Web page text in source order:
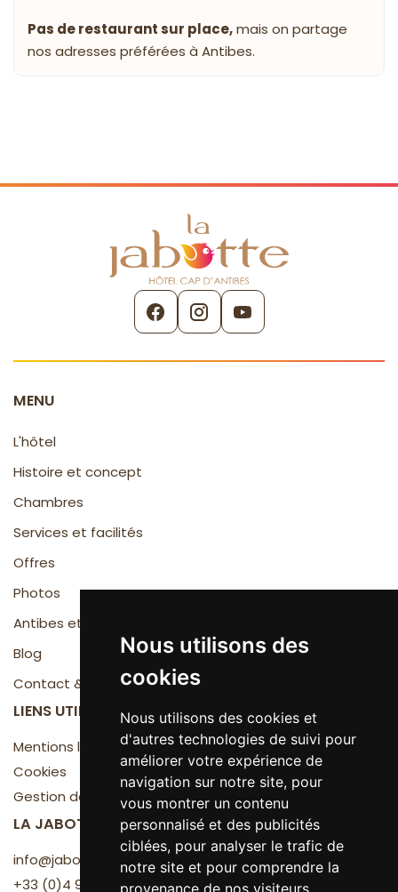
Nous utilisons des
cookies
Nous utilisons des cookies et
d'autres technologies de suivi pour
améliorer votre expérience de
navigation sur notre site, pour
vous montrer un contenu
personnalisé et des publicités
ciblées, pour analyser le trafic de
notre site et pour comprendre la
provenance de nos visiteurs.
Pas de restaurant sur place,mais on partage
nos adresses préférées à Antibes.
MENU
L'hôtel
Histoire et concept
Chambres
Services et facilités
Offres
Photos
Antibes et la Côte d'Azur
Blog
Contact & Accès
LIENS UTILES
Mentions légales
Cookies
Gestion des cookies
LA JABOTTE
info@jabotte.com
+33 (0)4 93 61 45 89